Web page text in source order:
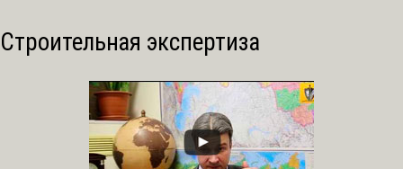
Строительная экспертиза